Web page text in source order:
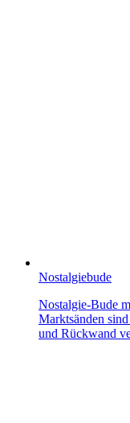
Nostalgiebude
Nostalgie-Bude
Marktsänden
und Rückwand